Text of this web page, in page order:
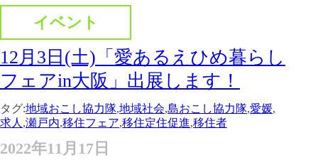
イベント
12月3日(土)「愛あるえひめ暮らし
フェアin大阪」出展します！
タグ:地域おこし協力隊,地域社会,島おこし協力隊,愛媛,
求人 ,瀬戸内,移住フェア,移住定住促進,移住者
2022年11月17日